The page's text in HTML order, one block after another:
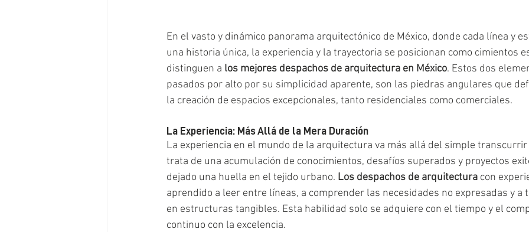
En el vasto y dinámico panorama arquitectónico de México, donde cada línea y
una historia única, la experiencia y la trayectoria se posicionan como cimientos
distinguen a los mejores despachos de arquitectura en México. Estos dos
pasados por alto por su simplicidad aparente, son las piedras angulares que
la creación de espacios excepcionales, tanto residenciales como comerciales.
La Experiencia: Más Allá de la Mera Duración
La experiencia en el mundo de la arquitectura va más allá del simple transcurrir
trata de una acumulación de conocimientos, desafíos superados y proyectos
dejado una huella en el tejido urbano. Los despachos de arquitectura con
aprendido a leer entre líneas, a comprender las necesidades no expresadas y a
en estructuras tangibles. Esta habilidad solo se adquiere con el tiempo y el
continuo con la excelencia.